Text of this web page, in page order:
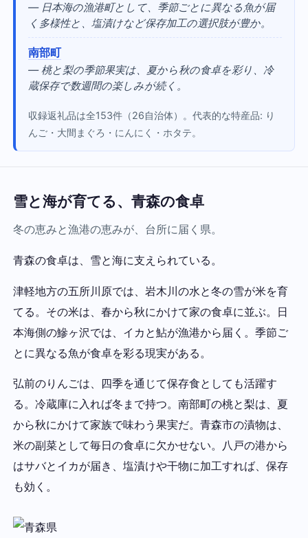
— 日本海の漁港町として、季節ごとに異なる魚が届
く多様性と、塩漬けなど保存加工の選択肢が豊か。
南部町
— 桃と梨の季節果実は、夏から秋の食卓を彩り、冷
蔵保存で数週間の楽しみが続く。
収録返礼品は全153件（26自治体）。代表的な特産品: り
んご・大間まぐろ・にんにく・ホタテ。
雪と海が育てる、青森の食卓
冬の恵みと漁港の恵みが、台所に届く県。
青森の食卓は、雪と海に支えられている。
津軽地方の五所川原では、岩木川の水と冬の雪が米を育
てる。その米は、春から秋にかけて家の食卓に並ぶ。日
本海側の鰺ヶ沢では、イカと鮎が漁港から届く。季節ご
とに異なる魚が食卓を彩る現実がある。
弘前のりんごは、四季を通じて保存食としても活躍す
る。冷蔵庫に入れば冬まで持つ。南部町の桃と梨は、夏
から秋にかけて家族で味わう果実だ。青森市の漬物は、
米の副菜として毎日の食卓に欠かせない。八戸の港から
はサバとイカが届き、塩漬けや干物に加工すれば、保存
も効く。